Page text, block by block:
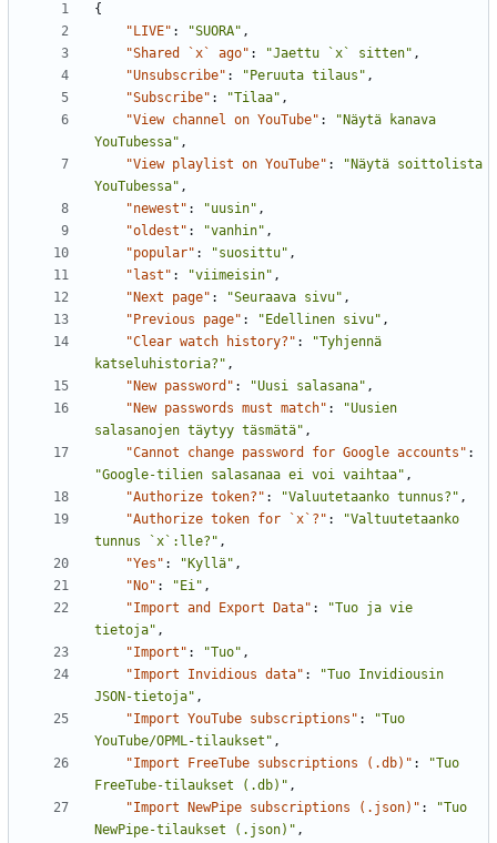
{
"LIVE" : "SUORA" ,
"Shared `x` ago" : "Jaettu `x` sitten" ,
"Unsubscribe" : "Peruuta tilaus" ,
"Subscribe" : "Tilaa" ,
"View channel on YouTube" :
"Näytä kanava
YouTubessa" ,
"View playlist on YouTube" :
"Näytä soittolista
YouTubessa" ,
"newest" : "uusin" ,
"oldest" : "vanhin" ,
"popular" : "suosittu" ,
"last" : "viimeisin" ,
"Next page" : "Seuraava sivu" ,
"Previous page" : "Edellinen sivu" ,
"Clear watch history?" :
"Tyhjennä
katseluhistoria?" ,
"New password" : "Uusi salasana" ,
"New passwords must match" :
"Uusien
salasanojen täytyy täsmätä" ,
"Cannot change password for Google accounts" :
"Google-tilien salasanaa ei voi vaihtaa" ,
"Authorize token?" : "Valuutetaanko tunnus?" ,
"Authorize token for `x`?" :
"Valtuutetaanko
tunnus `x`:lle?" ,
"Yes" : "Kyllä" ,
"No" : "Ei" ,
"Import and Export Data" :
"Tuo ja vie
tietoja" ,
"Import" : "Tuo" ,
"Import Invidious data" :
"Tuo Invidiousin
JSON-tietoja" ,
"Import YouTube subscriptions" :
"Tuo
YouTube/OPML-tilaukset" ,
"Import FreeTube subscriptions (.db)" :
"Tuo
FreeTube-tilaukset (.db)" ,
"Import NewPipe subscriptions (.json)" :
"Tuo
NewPipe-tilaukset (.json)" ,